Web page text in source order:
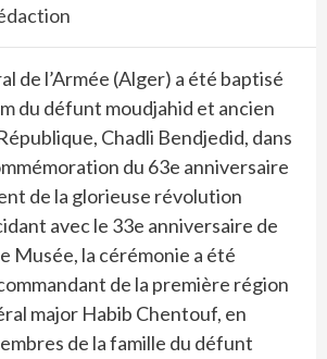
de l’Armée (Alger) a été baptisé
du défunt moudjahid et ancien
Chadli Bendjedid, dans
du 63e anniversaire
de la glorieuse révolution
avec le 33e anniversaire de
Musée, la cérémonie a été
de la première région
major Habib Chentouf, en
de la famille du défunt